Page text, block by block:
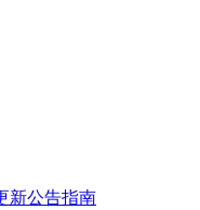
新公告指南